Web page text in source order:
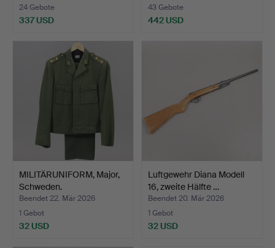
24 Gebote
337 USD
43 Gebote
442 USD
MILITÄRUNIFORM, Major,
Schweden.
Beendet 22. Mär 2026
1 Gebot
32 USD
Luftgewehr Diana Modell
16, zweite Hälfte …
Beendet 20. Mär 2026
1 Gebot
32 USD